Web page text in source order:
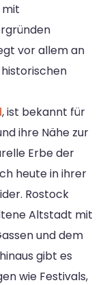
mit
vor allem an
, ist bekannt für
ihre Nähe zur
Erbe der
heute in ihrer
Rostock
Altstadt mit
und dem
gibt es
wie Festivals,